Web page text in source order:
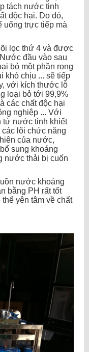
tách nước tinh
độc hại. Do đó,
uống trực tiếp mà
lọc thứ 4 và được
đầu vào sau
bỏ một phần rong
khó chịu ... sẽ tiếp
với kích thước lỗ
loại bỏ tới 99,9%
các chất độc hại
nghiệp ... Với
tử nước tinh khiết
các lõi chức năng
của nước,
sung khoáng
nước thải bị cuốn
nước khoáng
bằng PH rất tốt
yên tâm về chất